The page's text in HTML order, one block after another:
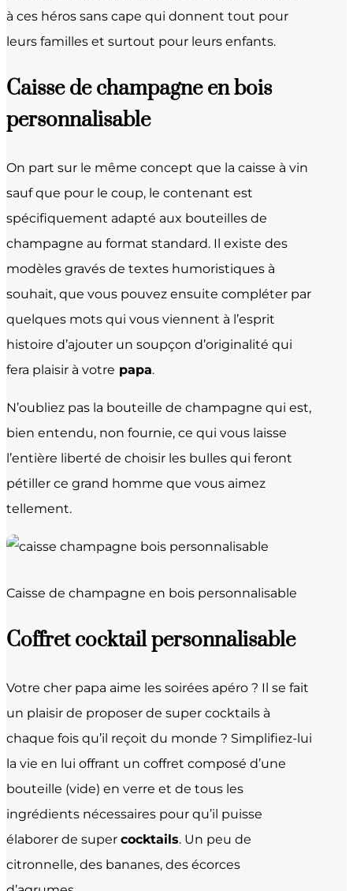
à ces héros sans cape qui donnent tout pour
leurs familles et surtout pour leurs enfants.
Caisse de champagne en bois
personnalisable
On part sur le même concept que la caisse à vin
sauf que pour le coup, le contenant est
spécifiquement adapté aux bouteilles de
champagne au format standard. Il existe des
modèles gravés de textes humoristiques à
souhait, que vous pouvez ensuite compléter par
quelques mots qui vous viennent à l’esprit
histoire d’ajouter un soupçon d’originalité qui
fera plaisir à votre papa.
N’oubliez pas la bouteille de champagne qui est,
bien entendu, non fournie, ce qui vous laisse
l’entière liberté de choisir les bulles qui feront
pétiller ce grand homme que vous aimez
tellement.
Caisse de champagne en bois personnalisable
Coffret cocktail personnalisable
Votre cher papa aime les soirées apéro ? Il se fait
un plaisir de proposer de super cocktails à
chaque fois qu’il reçoit du monde ? Simplifiez-lui
la vie en lui offrant un coffret composé d’une
bouteille (vide) en verre et de tous les
ingrédients nécessaires pour qu’il puisse
élaborer de super cocktails. Un peu de
citronnelle, des bananes, des écorces